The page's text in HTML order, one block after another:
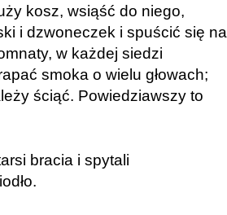
kosz, wsiąść do niego,
i dzwoneczek i spuścić się na
w każdej siedzi
smoka o wielu głowach;
ściąć. Powiedziawszy to
bracia i spytali